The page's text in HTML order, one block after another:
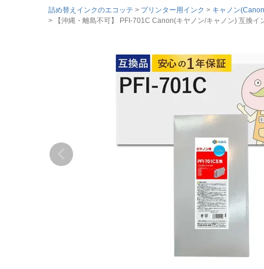
詰め替えインクのエコッテ プリンター用インク キャノン
【沖縄・離島不可】 PFI-701C Canon(キヤノン/キャノン) 互換